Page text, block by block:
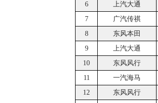
6
上汽大通
7
广汽传祺
8
东风本田
9
上汽大通
10
东风风行
11
一汽海马
12
东风风行